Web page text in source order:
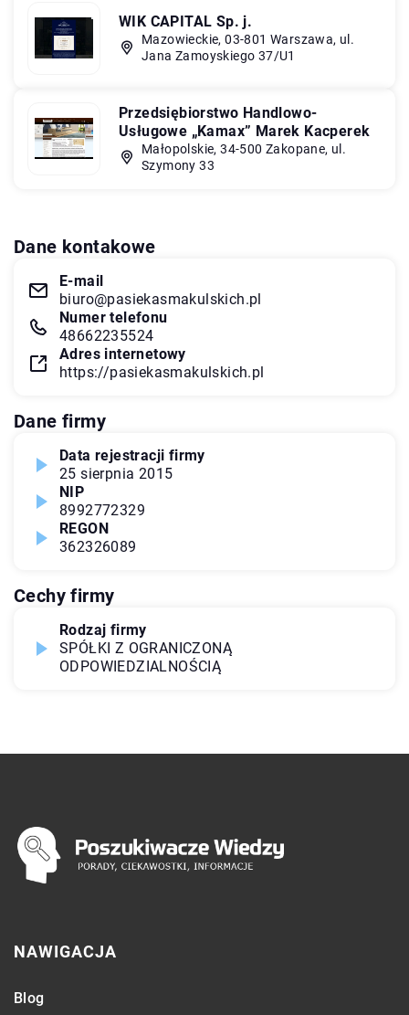
WIK CAPITAL Sp. j.
Mazowieckie, 03-801 Warszawa, ul.
Jana Zamoyskiego 37/U1
Przedsiębiorstwo Handlowo-
Usługowe „Kamax” Marek Kacperek
Małopolskie, 34-500 Zakopane, ul.
Szymony 33
Dane kontakowe
E-mail
biuro@pasiekasmakulskich.pl
Numer telefonu
48662235524
Adres internetowy
https://pasiekasmakulskich.pl
Dane firmy
Data rejestracji firmy
25 sierpnia 2015
NIP
8992772329
REGON
362326089
Cechy firmy
Rodzaj firmy
SPÓŁKI Z OGRANICZONĄ
ODPOWIEDZIALNOŚCIĄ
NAWIGACJA
Blog